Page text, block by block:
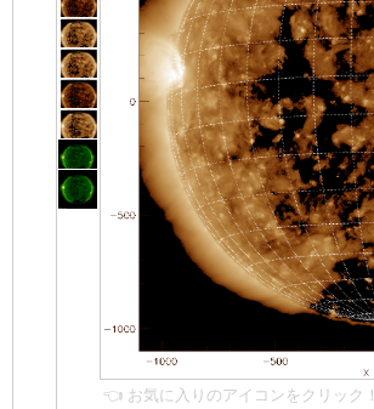
👈 お気に入りのアイコンをクリック！